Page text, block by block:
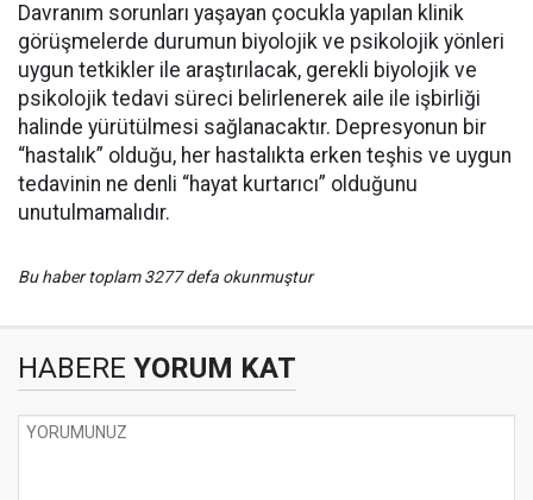
Davranım sorunları yaşayan çocukla yapılan klinik
görüşmelerde durumun biyolojik ve psikolojik yönleri
uygun tetkikler ile araştırılacak, gerekli biyolojik ve
psikolojik tedavi süreci belirlenerek aile ile işbirliği
halinde yürütülmesi sağlanacaktır. Depresyonun bir
“hastalık” olduğu, her hastalıkta erken teşhis ve uygun
tedavinin ne denli “hayat kurtarıcı” olduğunu
unutulmamalıdır.
Bu haber toplam 3277 defa okunmuştur
HABERE YORUM KAT